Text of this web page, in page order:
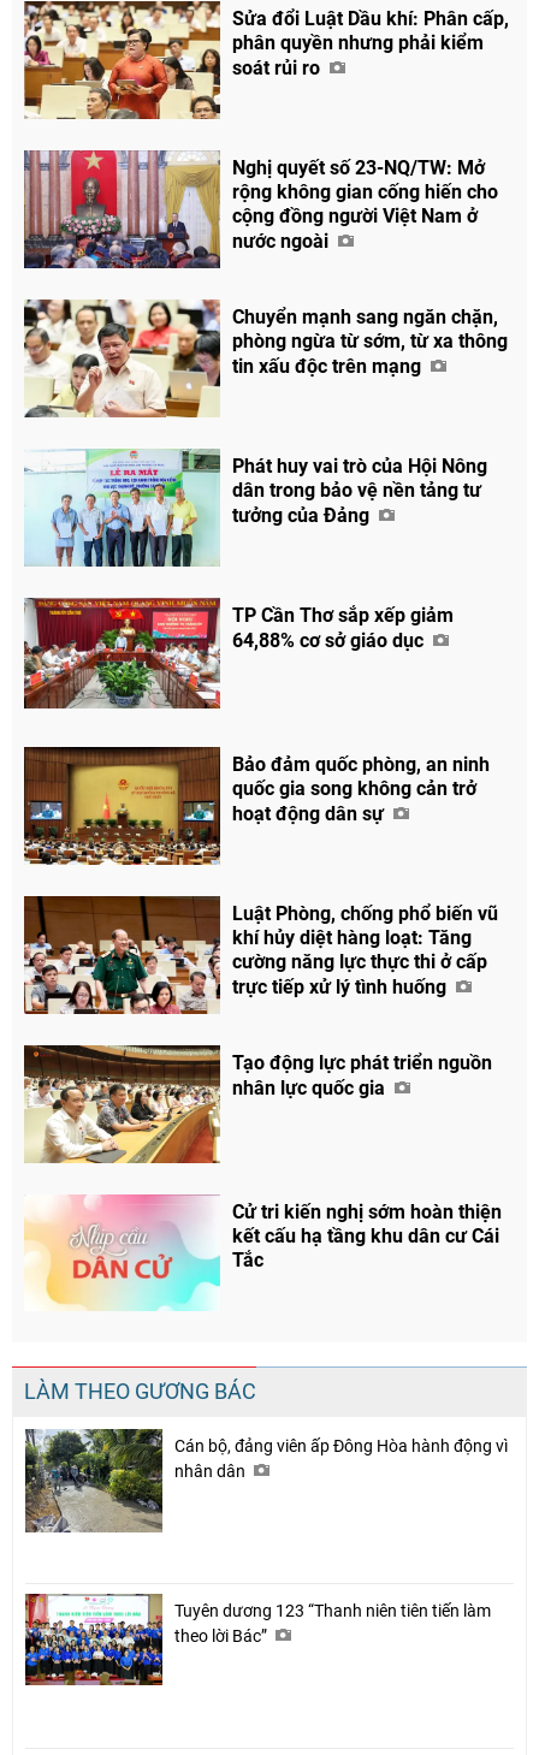
Sửa đổi Luật Dầu khí: Phân cấp,
phân quyền nhưng phải kiểm
soát rủi ro
Nghị quyết số 23-NQ/TW: Mở
rộng không gian cống hiến cho
cộng đồng người Việt Nam ở
nước ngoài
Chuyển mạnh sang ngăn chặn,
phòng ngừa từ sớm, từ xa thông
tin xấu độc trên mạng
Phát huy vai trò của Hội Nông
dân trong bảo vệ nền tảng tư
tưởng của Đảng
TP Cần Thơ sắp xếp giảm
64,88% cơ sở giáo dục
Bảo đảm quốc phòng, an ninh
quốc gia song không cản trở
hoạt động dân sự
Luật Phòng, chống phổ biến vũ
khí hủy diệt hàng loạt: Tăng
cường năng lực thực thi ở cấp
trực tiếp xử lý tình huống
Tạo động lực phát triển nguồn
nhân lực quốc gia
Cử tri kiến nghị sớm hoàn thiện
kết cấu hạ tầng khu dân cư Cái
Tắc
LÀM THEO GƯƠNG BÁC
Cán bộ, đảng viên ấp Đông Hòa hành động vì
nhân dân
Tuyên dương 123 “Thanh niên tiên tiến làm
theo lời Bác”